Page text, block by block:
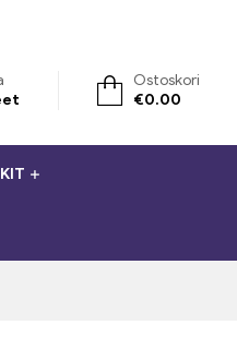
Ostoskori
€0.00